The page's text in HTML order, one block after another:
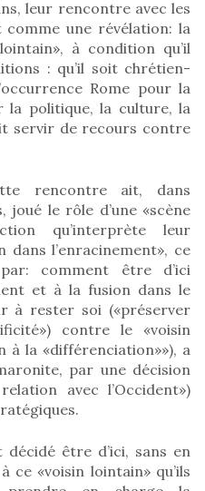
leur rencontre avec les
comme une révélation: la
à condition qu’il
: qu’il soit chrétien-
Rome pour la
politique, la culture, la
servir de recours contre
rencontre ait, dans
joué le rôle d’une «scène
qu’interprète leur
l’enracinement», ce
comment être d’ici
et à la fusion dans le
à rester soi («préserver
contre le «voisin
à la «différenciation»»), a
par une décision
avec l’Occident»)
être d’ici, sans en
ce «voisin lointain» qu’ils